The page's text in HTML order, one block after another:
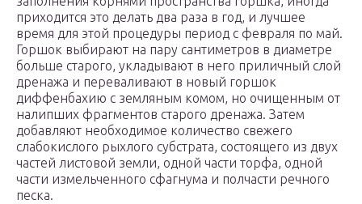
приходится это делать два раза в год, и лучшее
время для этой процедуры период с февраля по май.
Горшок выбирают на пару сантиметров в диаметре
больше старого, укладывают в него приличный слой
дренажа и переваливают в новый горшок
диффенбахию с земляным комом, но очищенным от
налипших фрагментов старого дренажа. Затем
добавляют необходимое количество свежего
слабокислого рыхлого субстрата, состоящего из двух
частей листовой земли, одной части торфа, одной
части измельченного сфагнума и полчасти речного
песка.